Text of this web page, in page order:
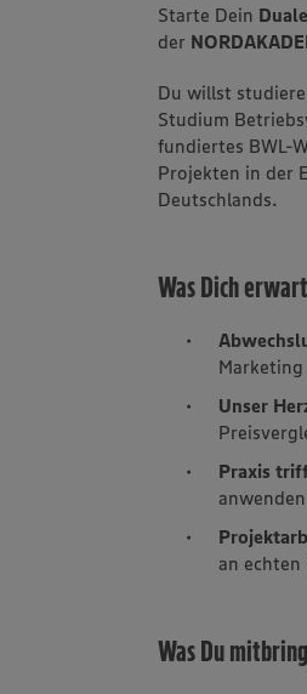
Starte Dein
der
Du willst
Studium
fundiertes BWL-
Projekten in der
Deutschlands.
Was Dich
Unser
Praxis
an
Was Du